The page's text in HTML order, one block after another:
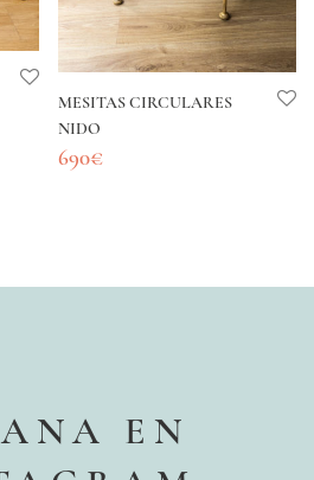
MESITAS CIRCULARES
NIDO
690€
EN